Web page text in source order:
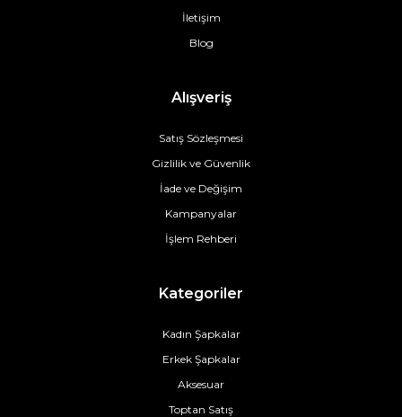
İletişim
Blog
Alışveriş
Satış Sözleşmesi
Gizlilik ve Güvenlik
İade ve Değişim
Kampanyalar
İşlem Rehberi
Kategoriler
Kadın Şapkalar
Erkek Şapkalar
Aksesuar
Toptan Satış